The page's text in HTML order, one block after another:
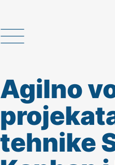
Agilno
tehnike